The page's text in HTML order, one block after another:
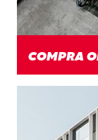
COMPRA